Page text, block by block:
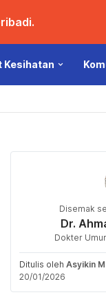
Kesihatan
Disemak
Dr.
Dokter
Ditulis oleh Asyikin
20/01/2026